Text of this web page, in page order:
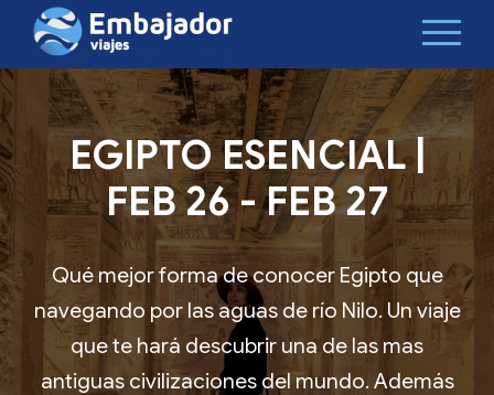
EGIPTO ESENCIAL |
FEB 26 - FEB 27
Qué mejor forma de conocer Egipto que
navegando por las aguas de río Nilo. Un viaje
que te hará descubrir una de las mas
antiguas civilizaciones del mundo. Además